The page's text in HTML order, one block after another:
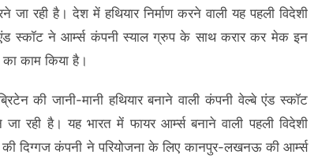
जा रही है। देश में हथियार निर्माण करने वाली यह पहली विदेशी
स्कॉट ने आर्म्स कंपनी स्याल ग्रुप के साथ करार कर मेक इन
काम किया है।
की जानी-मानी हथियार बनाने वाली कंपनी वेल्बे एंड स्कॉट
जा रही है। यह भारत में फायर आर्म्स बनाने वाली पहली विदेशी
दिग्गज कंपनी ने परियोजना के लिए कानपुर-लखनऊ की आर्म्स